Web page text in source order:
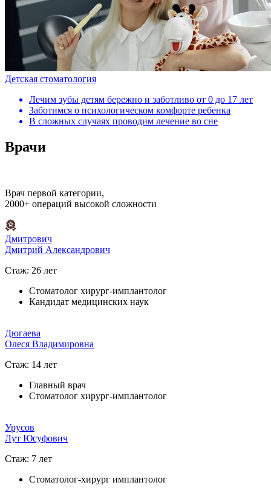
Детская стоматология
Лечим зубы детям бережно и заботливо от 0 до 17 лет
Заботимся о психологическом комфорте ребенка
В сложных случаях проводим лечение во сне
Врачи
Врач первой категории,
2000+ операций высокой сложности
Дмитрович
Дмитрий Александрович
Стаж: 26 лет
Стоматолог хирург-имплантолог
Кандидат медицинских наук
Дюгаева
Олеся Владимировна
Стаж: 14 лет
Главный врач
Стоматолог хирург-имплантолог
Урусов
Лут Юсуфович
Стаж: 7 лет
Стоматолог-хирург имплантолог